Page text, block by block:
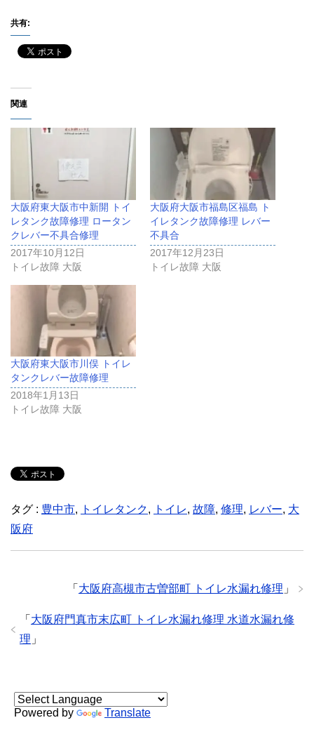
共有:
関連
大阪府東大阪市中新開 トイ
レタンク故障修理 ロータン
クレバー不具合修理
2017年10月12日
トイレ故障 大阪
大阪府大阪市福島区福島 ト
イレタンク故障修理 レバー
不具合
2017年12月23日
トイレ故障 大阪
大阪府東大阪市川俣 トイレ
タンクレバー故障修理
2018年1月13日
トイレ故障 大阪
タグ : 豊中市, トイレタンク, トイレ, 故障, 修理, レバー, 大
阪府
「 大阪府高槻市古曽部町 トイレ水漏れ修理 」
「 大阪府門真市末広町 トイレ水漏れ修理 水道水漏れ修
理 」
Powered by Translate